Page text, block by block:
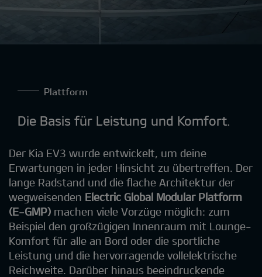
Plattform
Die Basis für Leistung und Komfort.
Der Kia EV3 wurde entwickelt, um deine
Erwartungen in jeder Hinsicht zu übertreffen. Der
lange Radstand und die flache Architektur der
wegweisenden Electric Global Modular Platform
(E-GMP) machen viele Vorzüge möglich: zum
Beispiel den großzügigen Innenraum mit Lounge-
Komfort für alle an Bord oder die sportliche
Leistung und die hervorragende vollelektrische
Reichweite. Darüber hinaus beeindruckende